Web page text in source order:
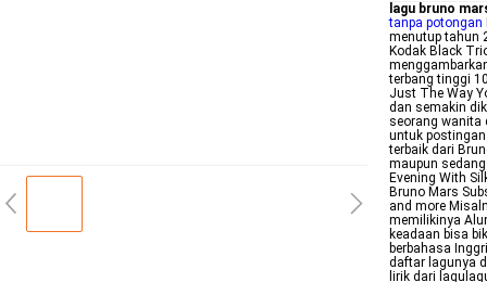
lagu bruno
tanpa potongan
menutup tahun
Kodak Black
terbang tinggi
Just The Way
dan semakin
seorang wanita
untuk
terbaik dari
maupun
Evening With
Bruno Mars
and more
memilikinya
keadaan bisa
berbahasa
daftar lagunya
lirik dari